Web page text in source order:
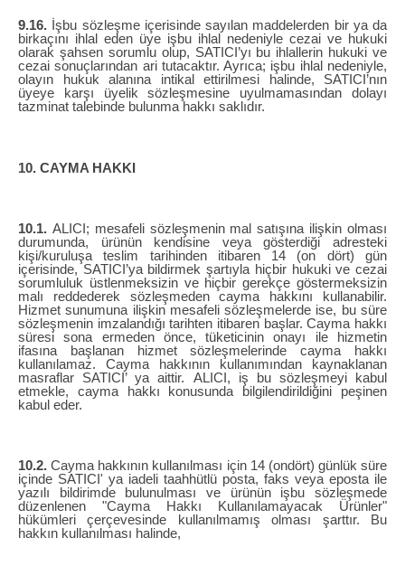
9.16. İşbu sözleşme içerisinde sayılan maddelerden bir ya da
birkaçını ihlal eden üye işbu ihlal nedeniyle cezai ve hukuki
olarak şahsen sorumlu olup, SATICI’yı bu ihlallerin hukuki ve
cezai sonuçlarından ari tutacaktır. Ayrıca; işbu ihlal nedeniyle,
olayın hukuk alanına intikal ettirilmesi halinde, SATICI’nın
üyeye karşı üyelik sözleşmesine uyulmamasından dolayı
tazminat talebinde bulunma hakkı saklıdır.
10. CAYMA HAKKI
10.1. ALICI; mesafeli sözleşmenin mal satışına ilişkin olması
durumunda, ürünün kendisine veya gösterdiği adresteki
kişi/kuruluşa teslim tarihinden itibaren 14 (on dört) gün
içerisinde, SATICI’ya bildirmek şartıyla hiçbir hukuki ve cezai
sorumluluk üstlenmeksizin ve hiçbir gerekçe göstermeksizin
malı reddederek sözleşmeden cayma hakkını kullanabilir.
Hizmet sunumuna ilişkin mesafeli sözleşmelerde ise, bu süre
sözleşmenin imzalandığı tarihten itibaren başlar. Cayma hakkı
süresi sona ermeden önce, tüketicinin onayı ile hizmetin
ifasına başlanan hizmet sözleşmelerinde cayma hakkı
kullanılamaz. Cayma hakkının kullanımından kaynaklanan
masraflar SATICI’ ya aittir. ALICI, iş bu sözleşmeyi kabul
etmekle, cayma hakkı konusunda bilgilendirildiğini peşinen
kabul eder.
10.2. Cayma hakkının kullanılması için 14 (ondört) günlük süre
içinde SATICI' ya iadeli taahhütlü posta, faks veya eposta ile
yazılı bildirimde bulunulması ve ürünün işbu sözleşmede
düzenlenen "Cayma Hakkı Kullanılamayacak Ürünler"
hükümleri çerçevesinde kullanılmamış olması şarttır. Bu
hakkın kullanılması halinde,